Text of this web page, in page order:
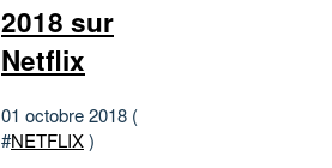
2018 sur
Netflix
01 octobre 2018 (
#NETFLIX)